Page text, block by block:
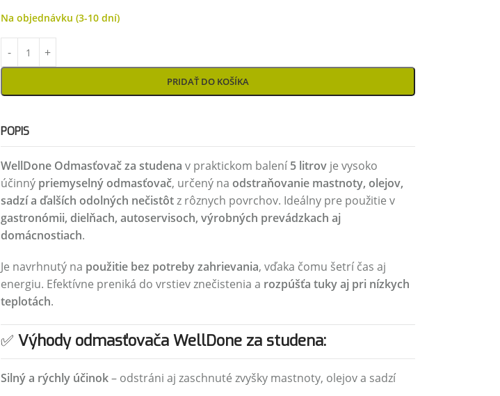
Na objednávku (3-10 dní)
PRIDAŤ DO KOŠÍKA
POPIS
WellDone Odmasťovač za studena v praktickom balení5 litrovje vysoko
účinný priemyselný odmasťovač, určený na odstraňovanie mastnoty, olejov,
sadzí a ďalších odolných nečistôtz rôznych povrchov. Ideálny pre použitie v
gastronómii, dielňach, autoservisoch, výrobných prevádzkach aj
domácnostiach.
Je navrhnutý na použitie bez potreby zahrievania, vďaka čomu šetrí čas aj
energiu. Efektívne preniká do vrstiev znečistenia a rozpúšťa tuky aj pri nízkych
teplotách.
✅ Výhody odmasťovača WellDone za studena:
Silný a rýchly účinok– odstráni aj zaschnuté zvyšky mastnoty, olejov a sadzí